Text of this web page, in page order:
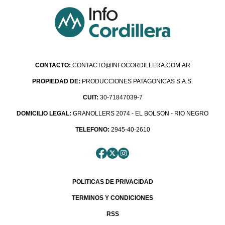
CONTACTO: CONTACTO@INFOCORDILLERA.COM.AR
PROPIEDAD DE: PRODUCCIONES PATAGONICAS S.A.S.
CUIT: 30-71847039-7
DOMICILIO LEGAL: GRANOLLERS 2074 - EL BOLSON - RIO NEGRO
TELEFONO: 2945-40-2610
POLITICAS DE PRIVACIDAD
TERMINOS Y CONDICIONES
RSS